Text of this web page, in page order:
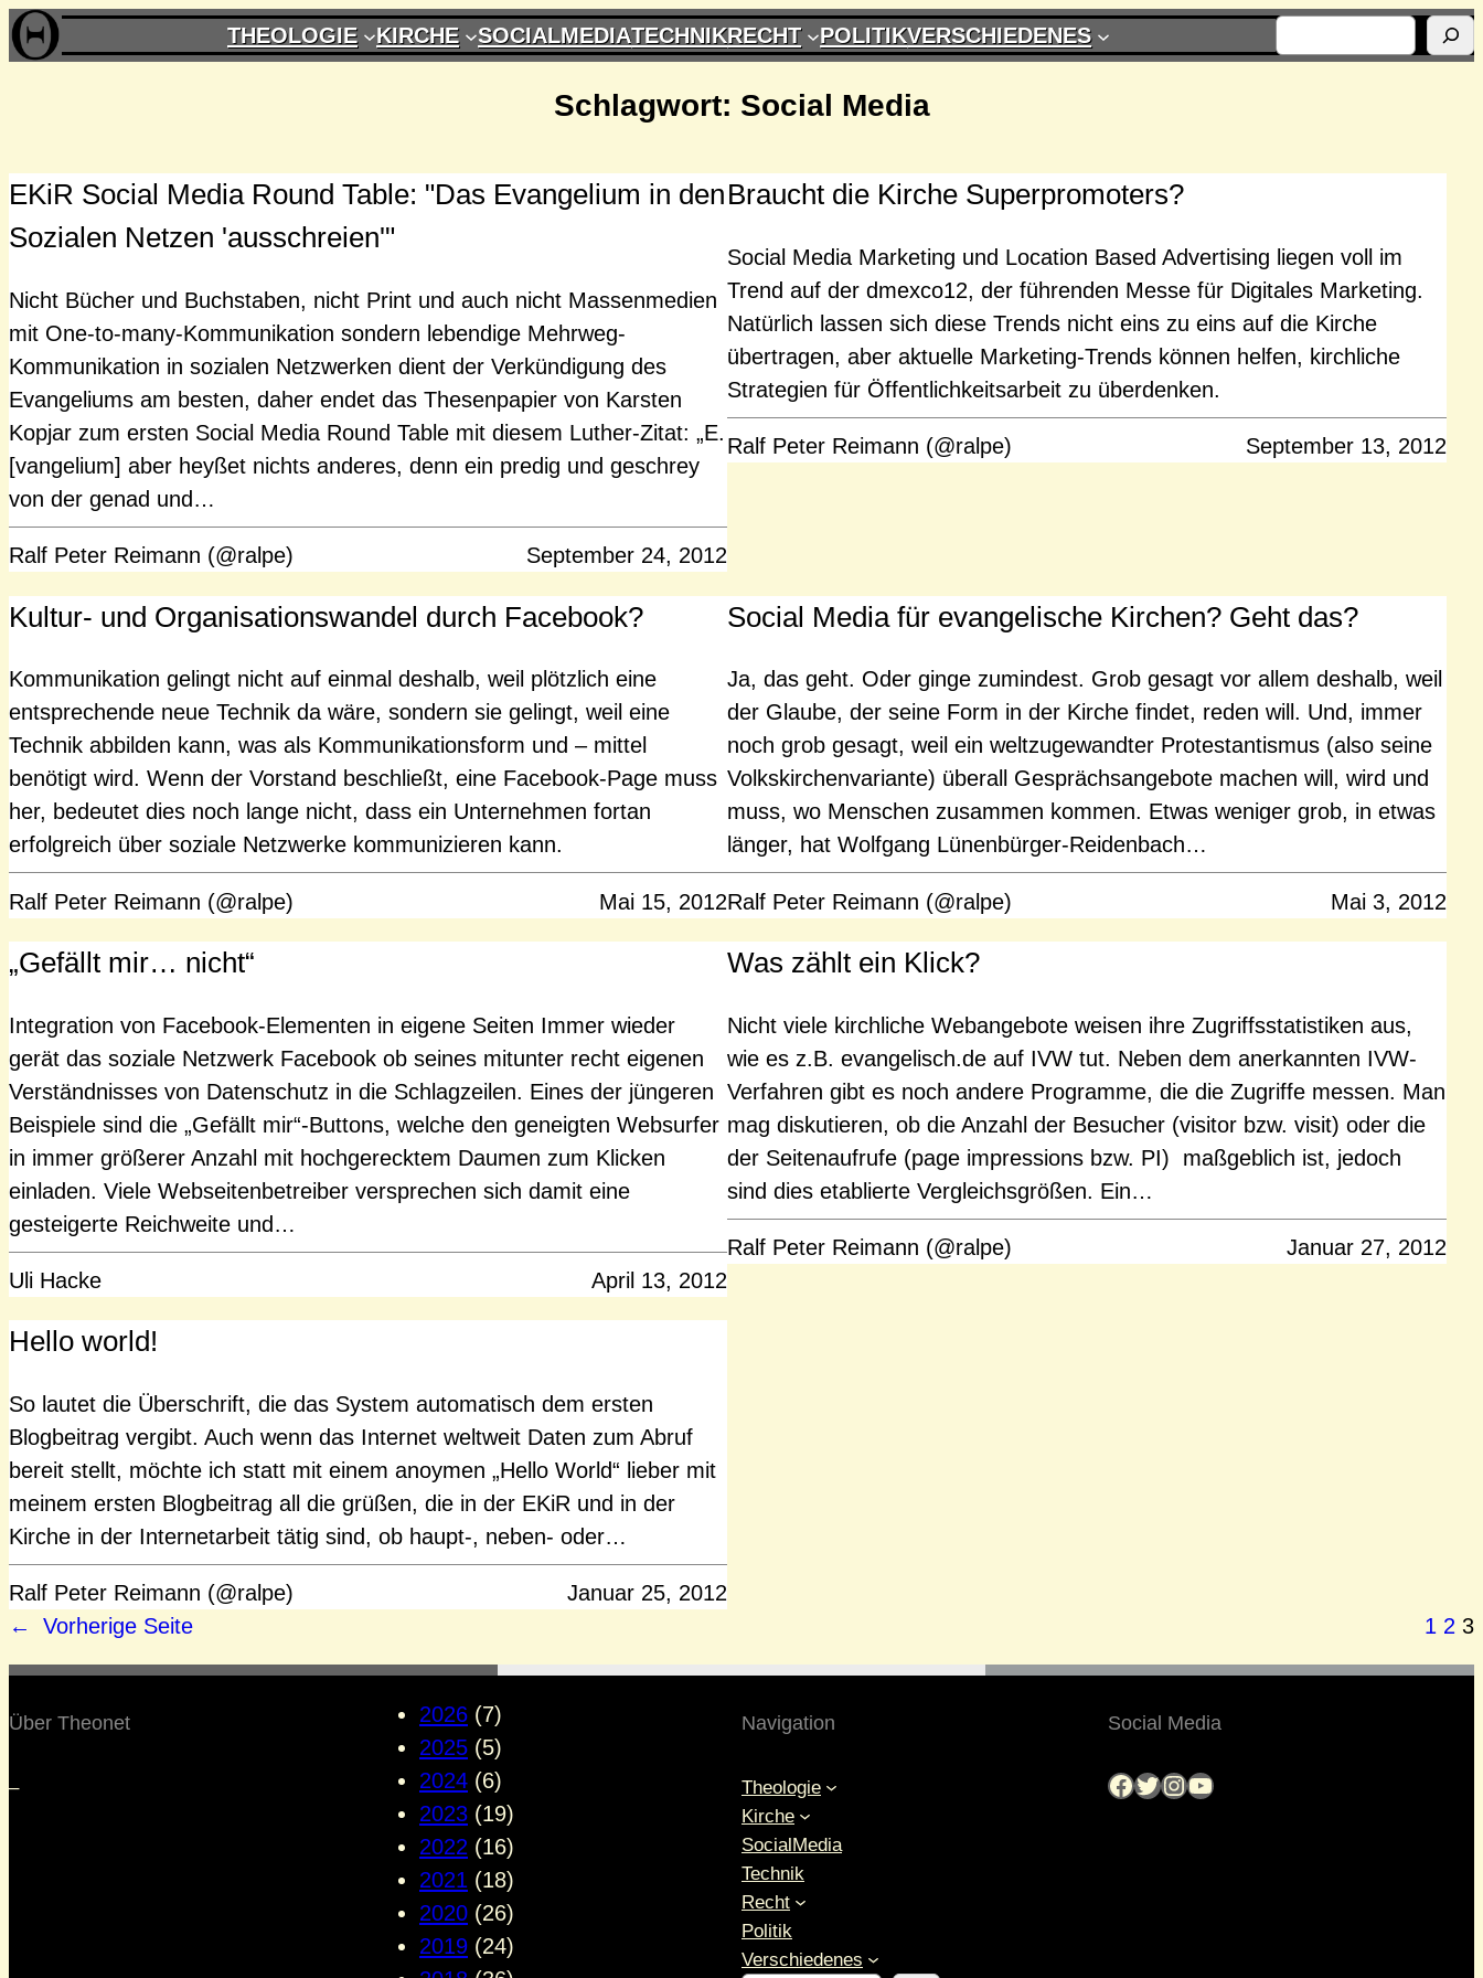
Zum
Inhalt
THEOLOGIE KIRCHE SOCIALMEDIATECHNIKRECHT POLITIKVERSCHIEDENES
Schlagwort: Social Media
EKiR Social Media Round Table: "Das Evangelium in den
Sozialen Netzen 'ausschreien'"
Nicht Bücher und Buchstaben, nicht Print und auch nicht Massenmedien
mit One-to-many-Kommunikation sondern lebendige Mehrweg-
Kommunikation in sozialen Netzwerken dient der Verkündigung des
Evangeliums am besten, daher endet das Thesenpapier von Karsten
Kopjar zum ersten Social Media Round Table mit diesem Luther-Zitat: „E.
[vangelium] aber heyßet nichts anderes, denn ein predig und geschrey
von der genad und…
Ralf Peter Reimann (@ralpe) September 24, 2012
Braucht die Kirche Superpromoters?
Social Media Marketing und Location Based Advertising liegen voll im
Trend auf der dmexco12, der führenden Messe für Digitales Marketing.
Natürlich lassen sich diese Trends nicht eins zu eins auf die Kirche
übertragen, aber aktuelle Marketing-Trends können helfen, kirchliche
Strategien für Öffentlichkeitsarbeit zu überdenken.
Ralf Peter Reimann (@ralpe) September 13, 2012
Kultur- und Organisationswandel durch Facebook?
Kommunikation gelingt nicht auf einmal deshalb, weil plötzlich eine
entsprechende neue Technik da wäre, sondern sie gelingt, weil eine
Technik abbilden kann, was als Kommunikationsform und – mittel
benötigt wird. Wenn der Vorstand beschließt, eine Facebook-Page muss
her, bedeutet dies noch lange nicht, dass ein Unternehmen fortan
erfolgreich über soziale Netzwerke kommunizieren kann.
Ralf Peter Reimann (@ralpe) Mai 15, 2012
Social Media für evangelische Kirchen? Geht das?
Ja, das geht. Oder ginge zumindest. Grob gesagt vor allem deshalb, weil
der Glaube, der seine Form in der Kirche findet, reden will. Und, immer
noch grob gesagt, weil ein weltzugewandter Protestantismus (also seine
Volkskirchenvariante) überall Gesprächsangebote machen will, wird und
muss, wo Menschen zusammen kommen. Etwas weniger grob, in etwas
länger, hat Wolfgang Lünenbürger-Reidenbach…
Ralf Peter Reimann (@ralpe) Mai 3, 2012
„Gefällt mir… nicht“
Integration von Facebook-Elementen in eigene Seiten Immer wieder
gerät das soziale Netzwerk Facebook ob seines mitunter recht eigenen
Verständnisses von Datenschutz in die Schlagzeilen. Eines der jüngeren
Beispiele sind die „Gefällt mir“-Buttons, welche den geneigten Websurfer
in immer größerer Anzahl mit hochgerecktem Daumen zum Klicken
einladen. Viele Webseitenbetreiber versprechen sich damit eine
gesteigerte Reichweite und…
Uli Hacke April 13, 2012
Was zählt ein Klick?
Nicht viele kirchliche Webangebote weisen ihre Zugriffsstatistiken aus,
wie es z.B. evangelisch.de auf IVW tut. Neben dem anerkannten IVW-
Verfahren gibt es noch andere Programme, die die Zugriffe messen. Man
mag diskutieren, ob die Anzahl der Besucher (visitor bzw. visit) oder die
der Seitenaufrufe (page impressions bzw. PI) maßgeblich ist, jedoch
sind dies etablierte Vergleichsgrößen. Ein…
Ralf Peter Reimann (@ralpe) Januar 27, 2012
Hello world!
So lautet die Überschrift, die das System automatisch dem ersten
Blogbeitrag vergibt. Auch wenn das Internet weltweit Daten zum Abruf
bereit stellt, möchte ich statt mit einem anoymen „Hello World“ lieber mit
meinem ersten Blogbeitrag all die grüßen, die in der EKiR und in der
Kirche in der Internetarbeit tätig sind, ob haupt-, neben- oder…
Ralf Peter Reimann (@ralpe)
Januar 25, 2012
←
Vorherige Seite 1 2 3
Über Theonet
–
2026 (7)
2025 (5)
2024 (6)
2023 (19)
2022 (16)
2021 (18)
2020 (26)
2019 (24)
Navigation
Theologie
Kirche
SocialMedia
Technik
Recht
Politik
Verschiedenes
Social Media
Facebook Twitter InstagramYouTube